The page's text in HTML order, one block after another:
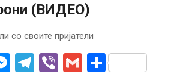
(ВИДЕО)
со своите пријатели
Messenger
Telegram
ViberGmailShare